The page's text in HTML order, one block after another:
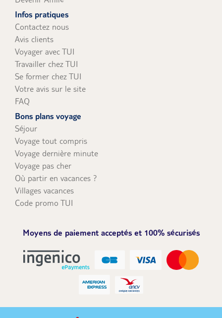
Infos pratiques
Contactez nous
Avis clients
Voyager avec TUI
Travailler chez TUI
Se former chez TUI
Votre avis sur le site
FAQ
Bons plans voyage
Séjour
Voyage tout compris
Voyage dernière minute
Voyage pas cher
Où partir en vacances ?
Villages vacances
Code promo TUI
Moyens de paiement acceptés et 100% sécurisés